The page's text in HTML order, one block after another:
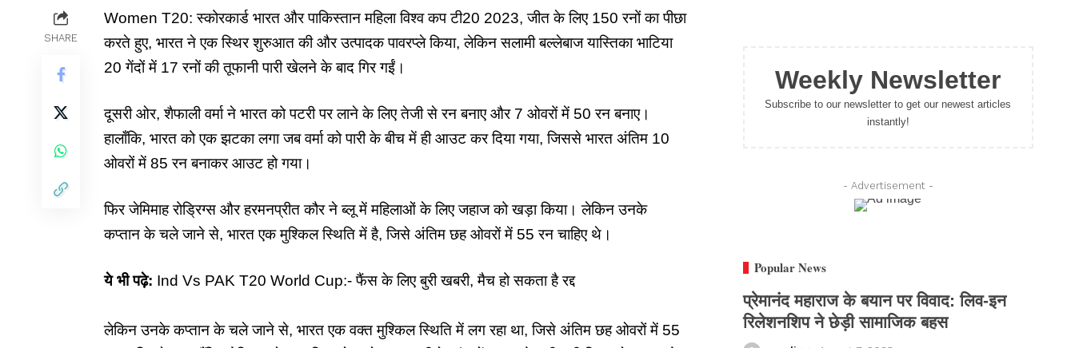
SHARE
Women T20: स्कोरकार्ड भारत और पाकिस्तान महिला विश्व कप टी20 2023, जीत के लिए 150 रनों का पीछा
करते हुए, भारत ने एक स्थिर शुरुआत की और उत्पादक पावरप्ले किया, लेकिन सलामी बल्लेबाज यास्तिका भाटिया
20 गेंदों में 17 रनों की तूफानी पारी खेलने के बाद गिर गईं।
दूसरी ओर, शैफाली वर्मा ने भारत को पटरी पर लाने के लिए तेजी से रन बनाए और 7 ओवरों में 50 रन बनाए।
हालाँकि, भारत को एक झटका लगा जब वर्मा को पारी के बीच में ही आउट कर दिया गया, जिससे भारत अंतिम 10
ओवरों में 85 रन बनाकर आउट हो गया।
फिर जेमिमाह रोड्रिग्स और हरमनप्रीत कौर ने ब्लू में महिलाओं के लिए जहाज को खड़ा किया। लेकिन उनके
कप्तान के चले जाने से, भारत एक मुश्किल स्थिति में है, जिसे अंतिम छह ओवरों में 55 रन चाहिए थे।
ये भी पढ़े: Ind Vs PAK T20 World Cup:- फैंस के लिए बुरी खबरी, मैच हो सकता है रद्द
लेकिन उनके कप्तान के चले जाने से, भारत एक वक्त मुश्किल स्थिति में लग रहा था, जिसे अंतिम छह ओवरों में 55
Weekly Newsletter
Subscribe to our newsletter to get our newest articles
instantly!
- Advertisement -
Popular News
प्रेमानंद महाराज के बयान पर विवाद: लिव-इन
रिलेशनशिप ने छेड़ी सामाजिक बहस